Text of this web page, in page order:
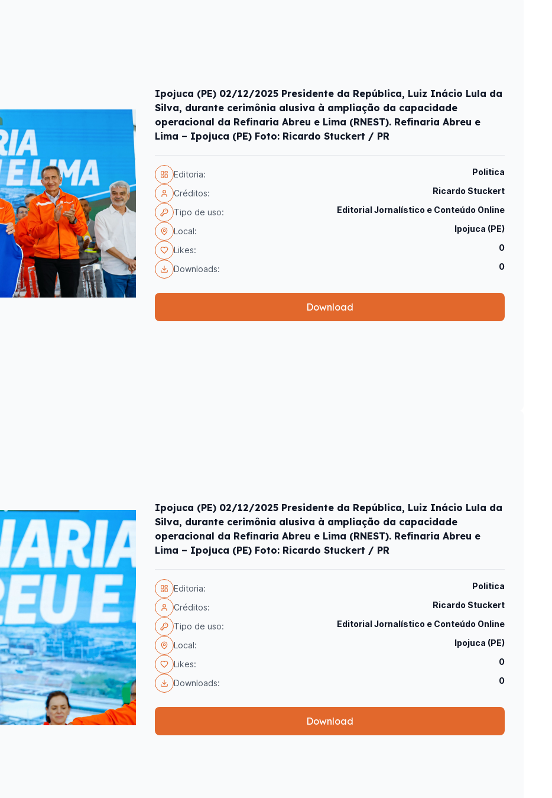
Ipojuca (PE) 02/12/2025 Presidente da República, Luiz Inácio Lula da
Silva, durante cerimônia alusiva à ampliação da capacidade
operacional da Refinaria Abreu e Lima (RNEST). Refinaria Abreu e
Lima – Ipojuca (PE) Foto: Ricardo Stuckert / PR
Editoria: Politica
Créditos: Ricardo Stuckert
Tipo de uso: Editorial Jornalístico e Conteúdo Online
Local: Ipojuca (PE)
Likes: 0
Downloads: 0
Download
Ipojuca (PE) 02/12/2025 Presidente da República, Luiz Inácio Lula da
Silva, durante cerimônia alusiva à ampliação da capacidade
operacional da Refinaria Abreu e Lima (RNEST). Refinaria Abreu e
Lima – Ipojuca (PE) Foto: Ricardo Stuckert / PR
Editoria: Politica
Créditos: Ricardo Stuckert
Tipo de uso: Editorial Jornalístico e Conteúdo Online
Local: Ipojuca (PE)
Likes: 0
Downloads: 0
Download